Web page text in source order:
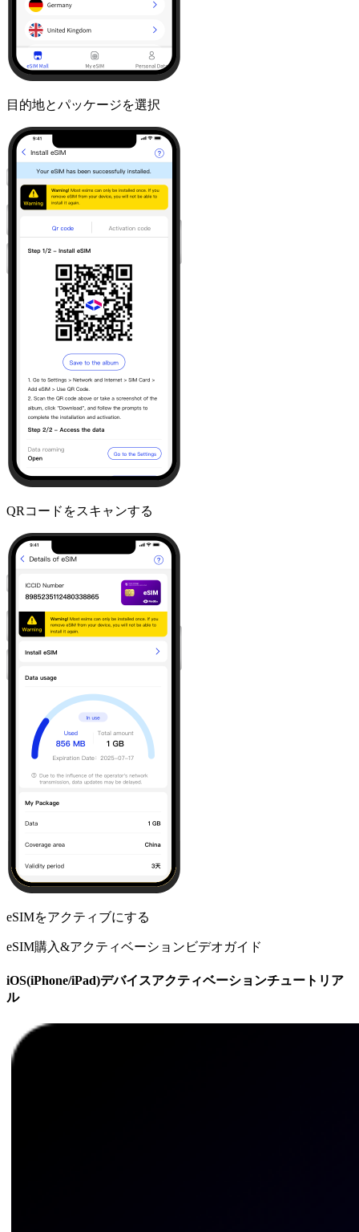
目的地とパッケージを選択
QRコードをスキャンする
eSIMをアクティブにする
eSIM購入&アクティベーションビデオガイド
iOS(iPhone/iPad)デバイスアクティベーションチュートリア
ル